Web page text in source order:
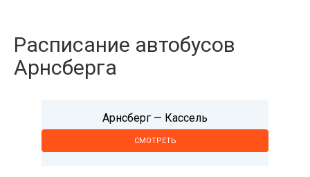
Расписание автобусов
Арнсберга
Арнсберг — Кассель
СМОТРЕТЬ